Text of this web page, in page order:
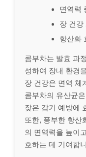
면역력
장 건강
항산화
콤부차는 발효 과
성하여 장내 환경
장 건강은 면역 체
콤부차의 유산균
잦은 감기 예방에
또한, 풍부한 항산
의 면역력을 높이
호하는 데 기여합